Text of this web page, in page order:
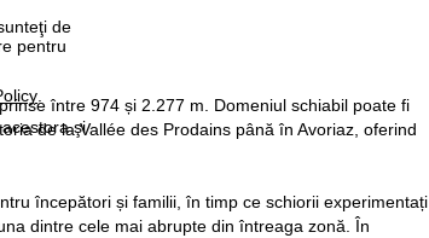
de
pentru
şi
între 974 și 2.277 m. Domeniul schiabil poate fi
de la Vallée des Prodains până în Avoriaz, oferind
începători și familii, în timp ce schiorii experimentați
dintre cele mai abrupte din întreaga zonă. În